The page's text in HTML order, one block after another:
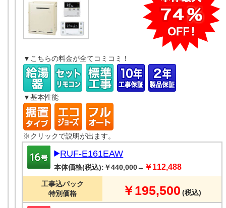
▼こちらの料金が全てコミコミ！
▼基本性能
※クリックで説明が出ます。
RUF-E161EAW
本体価格(税込):￥440,000→ ￥112,488
工事込パック
特別価格
￥195,500 (税込)